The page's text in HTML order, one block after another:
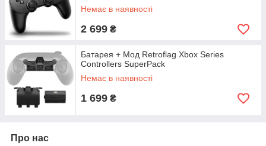
Немає в наявності
2 699 ₴
Батарея + Мод Retroflag Xbox Series
Controllers SuperPack
Немає в наявності
1 699 ₴
Про нас